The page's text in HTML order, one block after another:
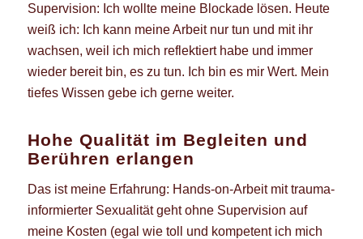
Supervision: Ich wollte meine Blockade lösen. Heute
weiß ich: Ich kann meine Arbeit nur tun und mit ihr
wachsen, weil ich mich reflektiert habe und immer
wieder bereit bin, es zu tun. Ich bin es mir Wert. Mein
tiefes Wissen gebe ich gerne weiter.
Hohe Qualität im Begleiten und
Berühren erlangen
Das ist meine Erfahrung: Hands-on-Arbeit mit trauma-
informierter Sexualität geht ohne Supervision auf
meine Kosten (egal wie toll und kompetent ich mich